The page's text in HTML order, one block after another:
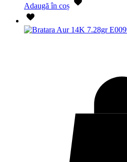
Adaugă în coș